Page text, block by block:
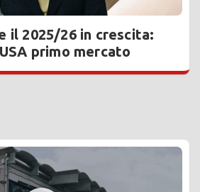
il 2025/26 in crescita:
primo mercato